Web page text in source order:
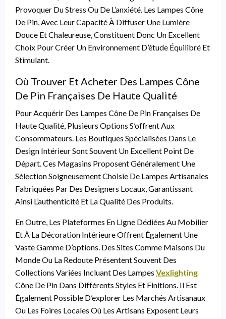
Provoquer Du Stress Ou De L’anxiété. Les Lampes Cône
De Pin, Avec Leur Capacité À Diffuser Une Lumière
Douce Et Chaleureuse, Constituent Donc Un Excellent
Choix Pour Créer Un Environnement D’étude Équilibré Et
Stimulant.
Où Trouver Et Acheter Des Lampes Cône
De Pin Françaises De Haute Qualité
Pour Acquérir Des Lampes Cône De Pin Françaises De
Haute Qualité, Plusieurs Options S’offrent Aux
Consommateurs. Les Boutiques Spécialisées Dans Le
Design Intérieur Sont Souvent Un Excellent Point De
Départ. Ces Magasins Proposent Généralement Une
Sélection Soigneusement Choisie De Lampes Artisanales
Fabriquées Par Des Designers Locaux, Garantissant
Ainsi L’authenticité Et La Qualité Des Produits.
En Outre, Les Plateformes En Ligne Dédiées Au Mobilier
Et À La Décoration Intérieure Offrent Également Une
Vaste Gamme D’options. Des Sites Comme Maisons Du
Monde Ou La Redoute Présentent Souvent Des
Collections Variées Incluant Des Lampes Vexlighting
Cône De Pin Dans Différents Styles Et Finitions. Il Est
Également Possible D’explorer Les Marchés Artisanaux
Ou Les Foires Locales Où Les Artisans Exposent Leurs